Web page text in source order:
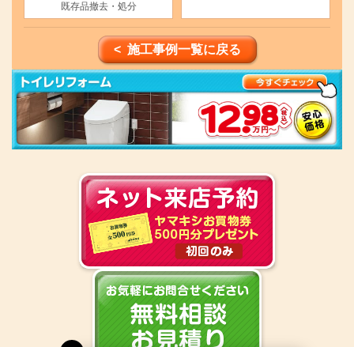
既存品撤去・処分
< 施工事例一覧に戻る